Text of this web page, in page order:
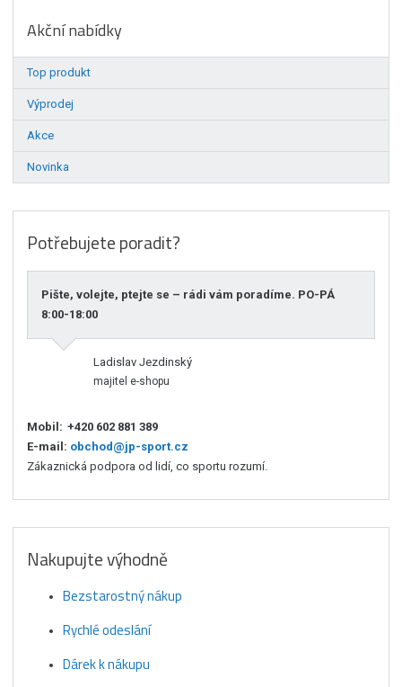
Akční nabídky
Top produkt
Výprodej
Akce
Novinka
Potřebujete poradit?
Pište, volejte, ptejte se – rádi vám poradíme. PO-PÁ
8:00-18:00
Ladislav Jezdinský
majitel e-shopu
Mobil: +420 602 881 389
E-mail: obchod@jp-sport.cz
Zákaznická podpora od lidí, co sportu rozumí.
Nakupujte výhodně
Bezstarostný nákup
Rychlé odeslání
Dárek k nákupu